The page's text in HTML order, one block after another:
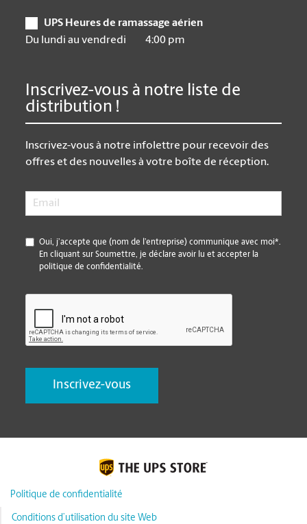
UPS Heures de ramassage aérien
Du lundi au vendredi
4:00 pm
Inscrivez-vous à notre liste de
distribution !
Inscrivez-vous à notre infolettre pour recevoir des
offres et des nouvelles à votre boîte de réception.
Email
*
Oui, j’accepte que (nom de l’entreprise) communique avec moi*.
En cliquant sur Soumettre, je déclare avoir lu et accepter la
politique de confidentialité.
Politique de confidentialité
Conditions d’utilisation du site Web